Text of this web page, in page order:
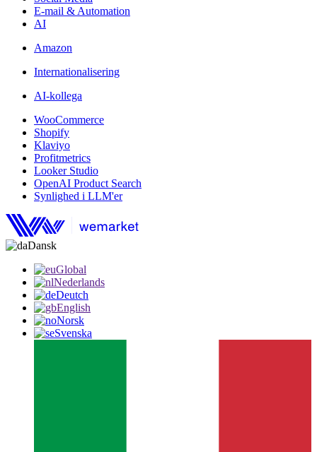
E-mail & Automation
AI
Amazon
Internationalisering
AI-kollega
WooCommerce
Shopify
Klaviyo
Profitmetrics
Looker Studio
OpenAI Product Search
Synlighed i LLM'er
Dansk
Global
Nederlands
Deutch
English
Norsk
Svenska